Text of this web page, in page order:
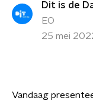
Dit is de
EO
25 mei
Vandaag